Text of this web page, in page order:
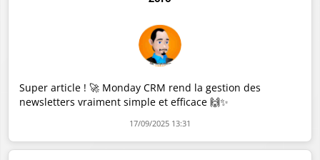
Super article ! 🚀 Monday CRM rend la gestion des
newsletters vraiment simple et efficace 🙌✨
17/09/2025 13:31